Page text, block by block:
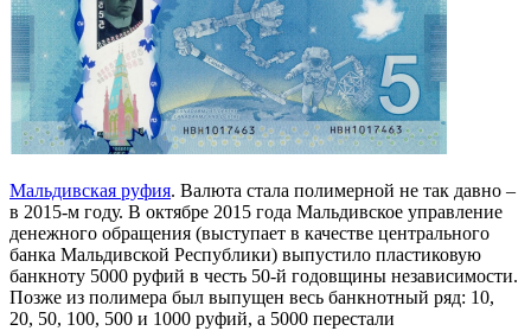
Мальдивская руфия. Валюта стала полимерной не так давно –
в 2015-м году. В октябре 2015 года Мальдивское управление
денежного обращения (выступает в качестве центрального
банка Мальдивской Республики) выпустило пластиковую
банкноту 5000 руфий в честь 50-й годовщины независимости.
Позже из полимера был выпущен весь банкнотный ряд: 10,
20, 50, 100, 500 и 1000 руфий, а 5000 перестали